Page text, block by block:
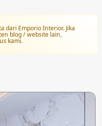
dari Emporio Interior. Jika
blog / website lain,
kami.